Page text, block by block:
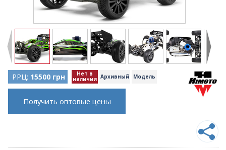
Стать партнером
РРЦ: 15500 грн Нет в
наличии Архивный Модель
Получить оптовые цены